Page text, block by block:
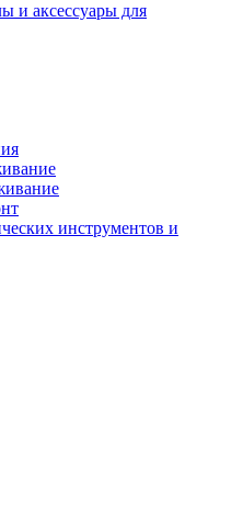
и аксессуары для
инструментов и